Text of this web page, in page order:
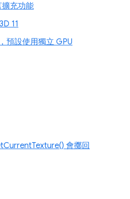
擴充功能
11
預設使用獨立 GPU
會擲回